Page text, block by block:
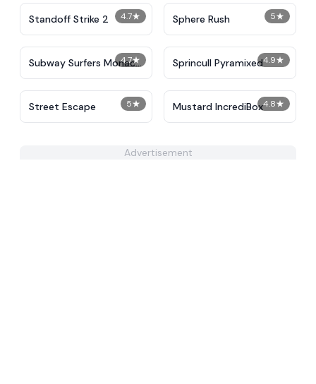
4.7★
Standoff Strike 2 5★
Sphere Rush
4.7★
Subway Surfers Monaco
2024
4.9★
Sprincull Pyramixed
5★
Street Escape 4.8★
Mustard IncrediBox
Advertisement